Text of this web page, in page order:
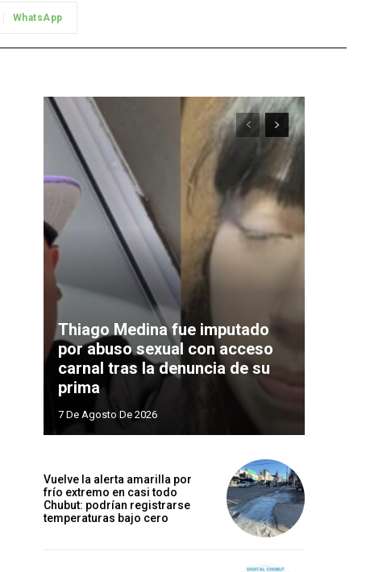
WhatsApp
Thiago Medina fue imputado
por abuso sexual con acceso
carnal tras la denuncia de su
prima
7 De Agosto De 2026
Vuelve la alerta amarilla por
frío extremo en casi todo
Chubut: podrían registrarse
temperaturas bajo cero